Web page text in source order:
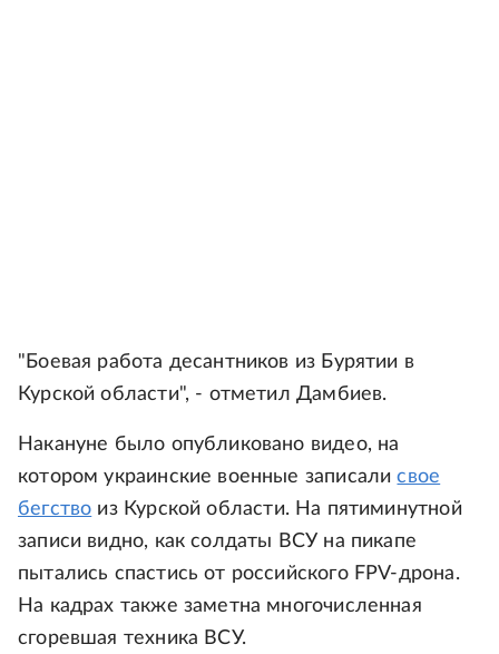
"Боевая работа десантников из Бурятии в
Курской области", - отметил Дамбиев.
Накануне было опубликовано видео, на
котором украинские военные записалисвое
бегство из Курской области. На пятиминутной
записи видно, как солдаты ВСУ на пикапе
пытались спастись от российского FPV-дрона.
На кадрах также заметна многочисленная
сгоревшая техника ВСУ.